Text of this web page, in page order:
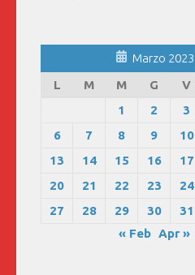
Marzo 2023
L
M M G V
1
2 3
6
7 8 9 10
13
14 15 16 17
20
21 22 23 24
27
28 29 30
31
« Feb Apr »